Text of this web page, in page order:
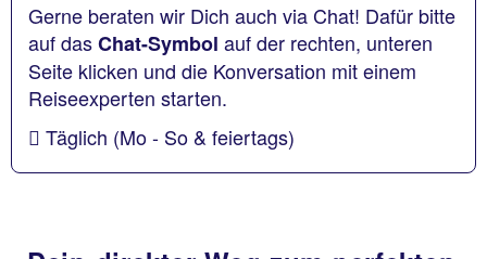
Gerne beraten wir Dich auch via Chat! Dafür bitte
auf dasChat-Symbol auf der rechten, unteren
Seite klicken und die Konversation mit einem
Reiseexperten starten.
Täglich (Mo - So & feiertags)